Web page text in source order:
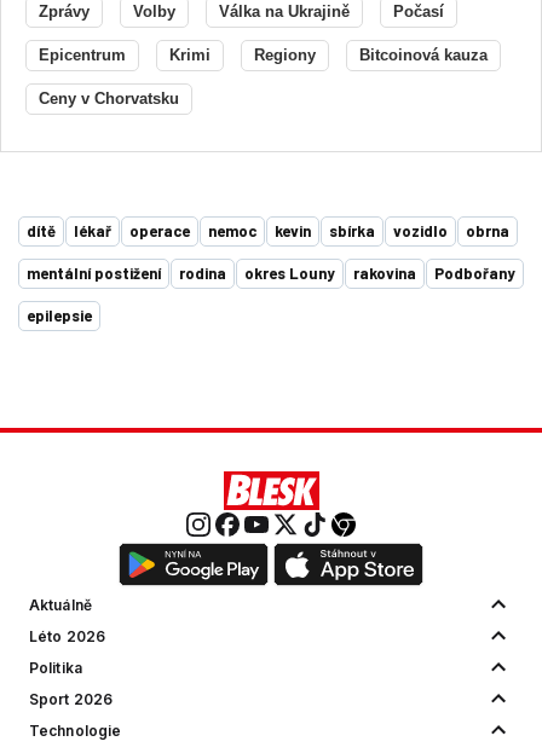
Zprávy Volby Válka na Ukrajině Počasí
Epicentrum Krimi Regiony Bitcoinová kauza
Ceny v Chorvatsku
dítě lékař operace nemoc kevin sbírka vozidlo obrna
mentální postižení rodina okres Louny rakovina Podbořany
epilepsie
Aktuálně
Léto 2026
Politika
Sport 2026
Technologie